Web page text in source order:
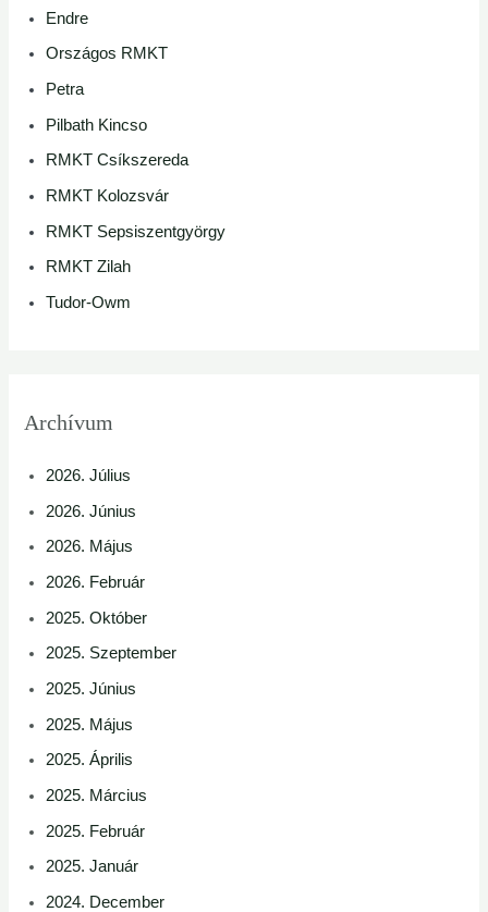
Endre
Országos RMKT
Petra
Pilbath Kincso
RMKT Csíkszereda
RMKT Kolozsvár
RMKT Sepsiszentgyörgy
RMKT Zilah
Tudor-Owm
Archívum
2026. Július
2026. Június
2026. Május
2026. Február
2025. Október
2025. Szeptember
2025. Június
2025. Május
2025. Április
2025. Március
2025. Február
2025. Január
2024. December